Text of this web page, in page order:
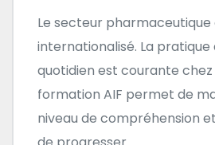
Le secteur pharmaceutique
internationalisé. La pratique
quotidien est courante chez
formation AIF permet de
niveau de compréhension